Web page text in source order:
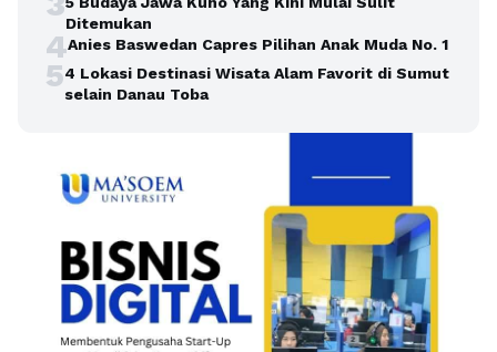
Ditemukan
4Anies Baswedan Capres Pilihan Anak Muda No. 1
54 Lokasi Destinasi Wisata Alam Favorit di Sumut
selain Danau Toba